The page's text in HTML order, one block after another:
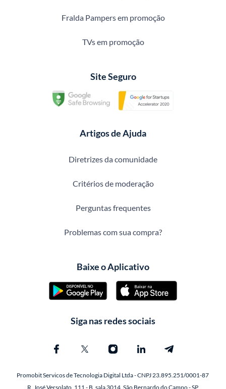
Fralda Pampers em promoção
TVs em promoção
Site Seguro
Artigos de Ajuda
Diretrizes da comunidade
Critérios de moderação
Perguntas frequentes
Problemas com sua compra?
Baixe o Aplicativo
Siga nas redes sociais
Promobit Servicos de Tecnologia Digital Ltda - CNPJ 23.895.251/0001-87
R. José Versolato, 111 - B, sala 3014, São Bernardo do Campo - SP